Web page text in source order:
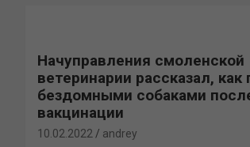
Начуправления смоленской
ветеринарии рассказал,
бездомными собаками
вакцинации
10.02.2022 andrey